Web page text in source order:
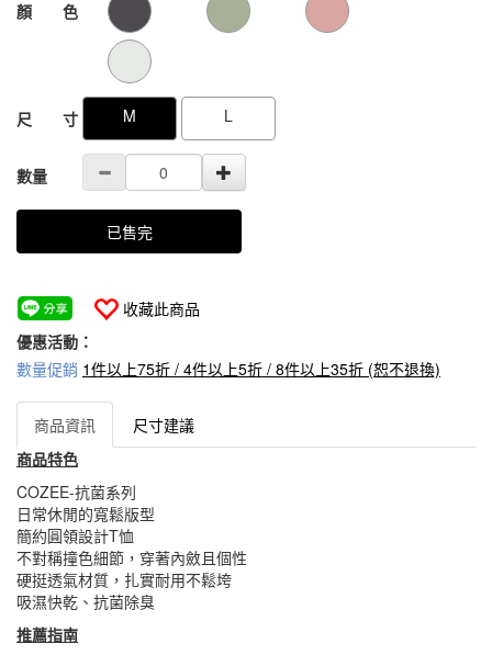
顏 色
尺 寸 M L
數量
已售完
收藏此商品
優惠活動：
數量促銷 1件以上75折 / 4件以上5折 / 8件以上35折 (恕不退換)
商品資訊
尺寸建議
商品特色
COZEE-抗菌系列
日常休閒的寬鬆版型
簡約圓領設計T恤
不對稱撞色細節，穿著內斂且個性
硬挺透氣材質，扎實耐用不鬆垮
吸濕快乾、抗菌除臭
推薦指南